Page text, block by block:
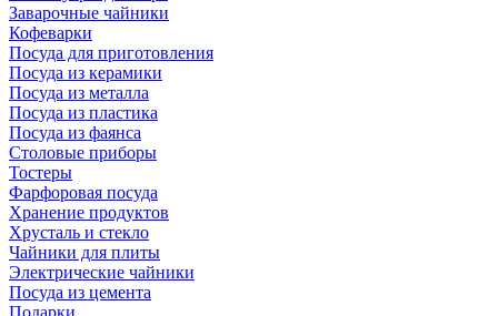
Заварочные чайники
Кофеварки
Посуда для приготовления
Посуда из керамики
Посуда из металла
Посуда из пластика
Посуда из фаянса
Столовые приборы
Тостеры
Фарфоровая посуда
Хранение продуктов
Хрусталь и стекло
Чайники для плиты
Электрические чайники
Посуда из цемента
Подарки